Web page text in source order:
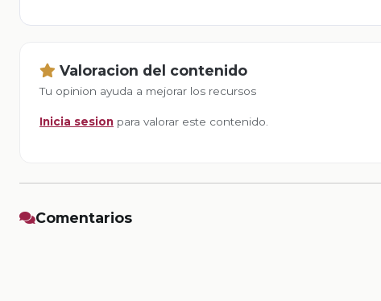
Valoracion del contenido
Tu opinion ayuda a mejorar los recursos
Inicia sesion para valorar este contenido.
Comentarios